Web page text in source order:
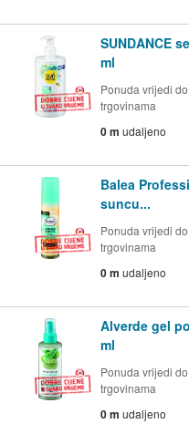
SUNDANCE
ml
Ponuda vrijedi
trgovinama
0 m udaljeno
Balea
suncu...
Ponuda vrijedi
trgovinama
0 m udaljeno
Alverde gel
ml
Ponuda vrijedi
trgovinama
0 m udaljeno